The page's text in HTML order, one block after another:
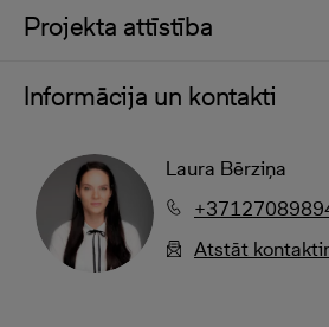
Projekta attīstība
Informācija un kontakti
Laura Bērziņa
Atstāt